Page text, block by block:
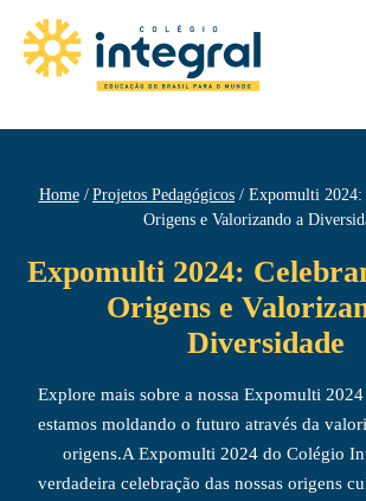
Home Projetos Pedagógicos
Expomulti 2024:
Origens e Valorizando a
Expomulti 2024:
Origens e
Diversidade
Explore mais sobre a nossa Expomulti
estamos moldando o futuro através da
origens.A Expomulti 2024 do Colégio
verdadeira celebração das nossas origens